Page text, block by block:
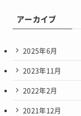
アーカイブ
2025年6月
2023年11月
2022年2月
2021年12月